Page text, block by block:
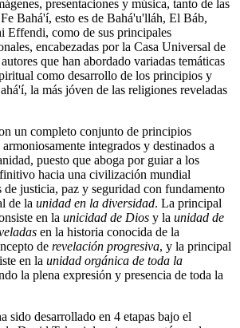
presentaciones y música, tanto de las
Bahá'í, esto es de Bahá'u'lláh, El Báb,
Effendi, como de sus principales
encabezadas por la Casa Universal de
que han abordado variadas temáticas
como desarrollo de los principios y
la más jóven de las religiones reveladas
un completo conjunto de principios
integrados y destinados a
puesto que aboga por guiar a los
hacia una civilización mundial
de justicia, paz y seguridad con fundamento
de la unidad en la diversidad. La principal
en la unicidad de Dios y la unidad de
en la historia conocida de la
de revelación progresiva, y la principal
en la unidad orgánica de toda la
la plena expresión y presencia de toda la
sido desarrollado en 4 etapas bajo el